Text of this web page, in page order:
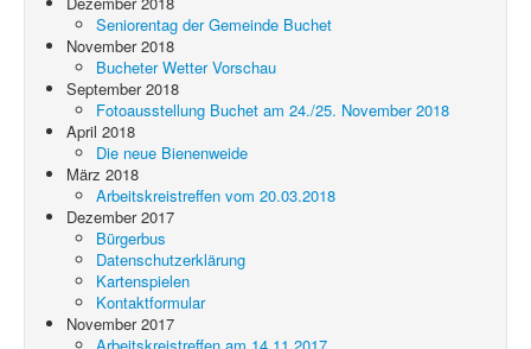
Seniorentag der Gemeinde Buchet
November 2018
Bucheter Wetter Vorschau
September 2018
Fotoausstellung Buchet am 24./25. November 2018
April 2018
Die neue Bienenweide
März 2018
Arbeitskreistreffen vom 20.03.2018
Dezember 2017
Bürgerbus
Datenschutzerklärung
Kartenspielen
Kontaktformular
November 2017
Arbeitskreistreffen am 14.11.2017